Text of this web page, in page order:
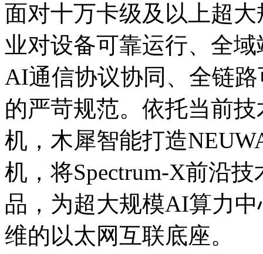
面对十万卡级及以上超大
业对设备可靠运行、全
AI通信协议协同、全链
的严苛规范。依托当前
机，木犀智能打造
机，将Spectrum-X前
品，为超大规模AI算力中
维的以太网互联底座。